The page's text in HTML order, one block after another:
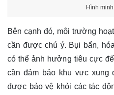
Hình
Bên cạnh đó, môi trường
cần được chú ý. Bụi bẩn,
có thể ảnh hưởng tiêu cực
cần đảm bảo khu vực xung
được bảo vệ khỏi các tác